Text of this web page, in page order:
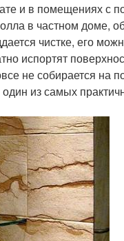
и в помещениях с
в частном доме,
чистке, его
испортят
не собирается на
из самых